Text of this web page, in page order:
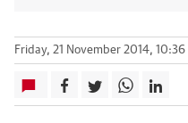
Friday, 21 November 2014, 10:36